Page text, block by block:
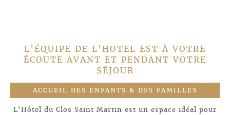
L’ÉQUIPE DE L’HOTEL EST À VOTRE
ÉCOUTE AVANT ET PENDANT VOTRE
SÉJOUR
ACCUEIL DES ENFANTS & DES FAMILLES
L'Hôtel du Clos Saint Martin est un espace idéal pour